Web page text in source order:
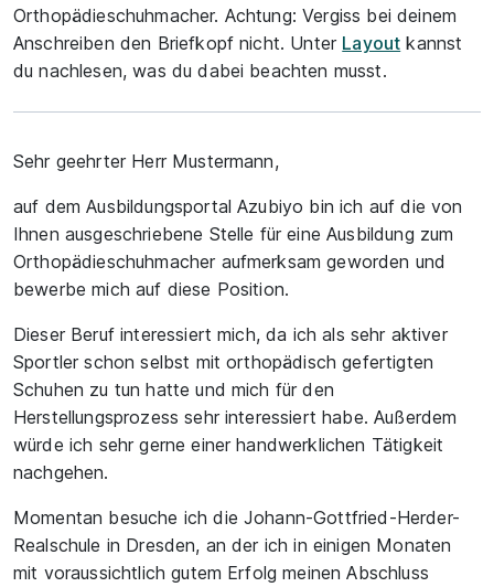
Orthopädieschuhmacher. Achtung: Vergiss bei deinem
Anschreiben den Briefkopf nicht. Unter Layout kannst
du nachlesen, was du dabei beachten musst.
Sehr geehrter Herr Mustermann,
auf dem Ausbildungsportal Azubiyo bin ich auf die von
Ihnen ausgeschriebene Stelle für eine Ausbildung zum
Orthopädieschuhmacher aufmerksam geworden und
bewerbe mich auf diese Position.
Dieser Beruf interessiert mich, da ich als sehr aktiver
Sportler schon selbst mit orthopädisch gefertigten
Schuhen zu tun hatte und mich für den
Herstellungsprozess sehr interessiert habe. Außerdem
würde ich sehr gerne einer handwerklichen Tätigkeit
nachgehen.
Momentan besuche ich die Johann-Gottfried-Herder-
Realschule in Dresden, an der ich in einigen Monaten
mit voraussichtlich gutem Erfolg meinen Abschluss